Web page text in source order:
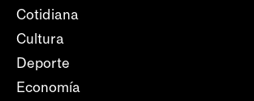
Cotidiana
Cultura
Deporte
Economía